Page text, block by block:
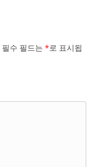
필수 필드는 *로 표시됩